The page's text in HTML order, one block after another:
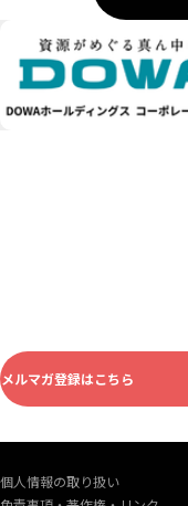
メルマガ登録はこちら
個人情報の取り扱い